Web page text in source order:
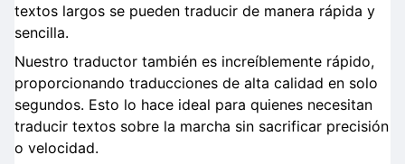
textos largos se pueden traducir de manera rápida y
sencilla.
Nuestro traductor también es increíblemente rápido,
proporcionando traducciones de alta calidad en solo
segundos. Esto lo hace ideal para quienes necesitan
traducir textos sobre la marcha sin sacrificar precisión
o velocidad.